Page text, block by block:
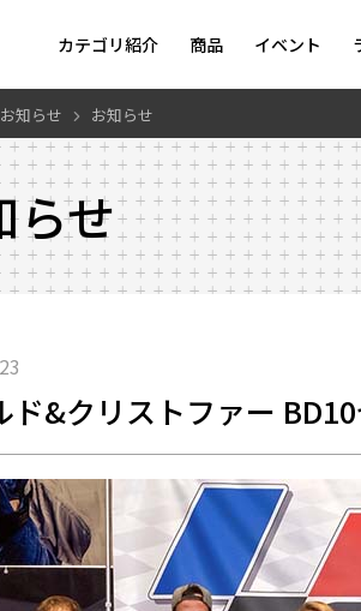
カテゴリ紹介 商品 イベント
お知らせ お知らせ
らせ
ド&クリストファー